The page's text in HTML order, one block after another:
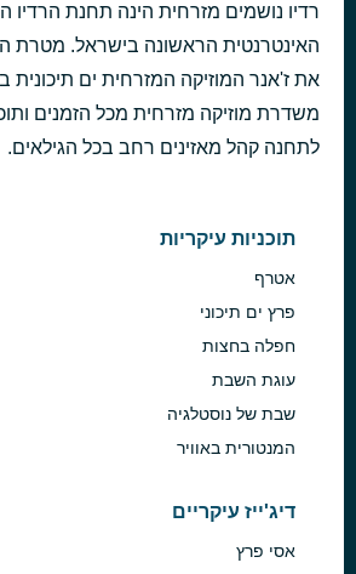
לפני 18 שעות
רדיו נושמים מזרחית הינה תחנת הרדיו
האינטרנטית הראשונה בישראל. מטרת
את ז'אנר המוזיקה המזרחית ים
משדרת מוזיקה מזרחית מכל הזמנים
לתחנה קהל מאזינים רחב בכל הגילאים.
תוכניות עיקריות
אטרף
פרץ ים תיכוני
חפלה בחצות
עוגת השבת
שבת של נוסטלגיה
המנטורית באוויר
דיג'ייז עיקריים
אסי פרץ